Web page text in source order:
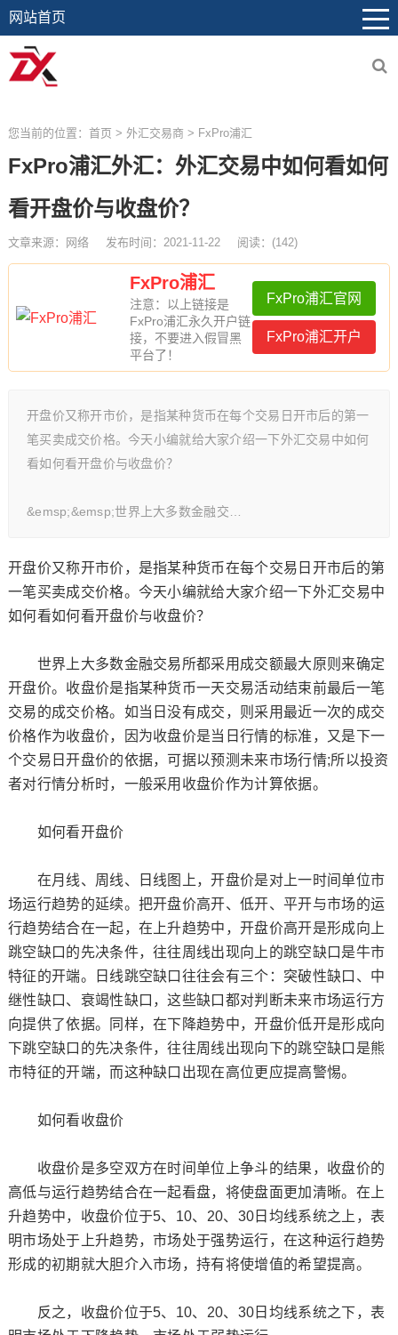
网站首页
您当前的位置： 首页 > 外汇交易商 > FxPro浦汇
FxPro浦汇外汇：外汇交易中如何看如何
看开盘价与收盘价？
文章来源：网络 发布时间：2021-11-22 阅读： (142)
FxPro浦汇
注意：以上链接是
FxPro浦汇永久开户链
接，不要进入假冒黑
平台了！
FxPro浦汇官网
FxPro浦汇开户
开盘价又称开市价，是指某种货币在每个交易日开市后的第一
笔买卖成交价格。今天小编就给大家介绍一下外汇交易中如何
看如何看开盘价与收盘价？
&emsp;&emsp;世界上大多数金融交…
开盘价又称开市价，是指某种货币在每个交易日开市后的第
一笔买卖成交价格。今天小编就给大家介绍一下外汇交易中
如何看如何看开盘价与收盘价？
世界上大多数金融交易所都采用成交额最大原则来确定
开盘价。收盘价是指某种货币一天交易活动结束前最后一笔
交易的成交价格。如当日没有成交，则采用最近一次的成交
价格作为收盘价，因为收盘价是当日行情的标准，又是下一
个交易日开盘价的依据，可据以预测未来市场行情;所以投资
者对行情分析时，一般采用收盘价作为计算依据。
如何看开盘价
在月线、周线、日线图上，开盘价是对上一时间单位市
场运行趋势的延续。把开盘价高开、低开、平开与市场的运
行趋势结合在一起，在上升趋势中，开盘价高开是形成向上
跳空缺口的先决条件，往往周线出现向上的跳空缺口是牛市
特征的开端。日线跳空缺口往往会有三个：突破性缺口、中
继性缺口、衰竭性缺口，这些缺口都对判断未来市场运行方
向提供了依据。同样，在下降趋势中，开盘价低开是形成向
下跳空缺口的先决条件，往往周线出现向下的跳空缺口是熊
市特征的开端，而这种缺口出现在高位更应提高警惕。
如何看收盘价
收盘价是多空双方在时间单位上争斗的结果，收盘价的
高低与运行趋势结合在一起看盘，将使盘面更加清晰。在上
升趋势中，收盘价位于5、10、20、30日均线系统之上，表
明市场处于上升趋势，市场处于强势运行，在这种运行趋势
形成的初期就大胆介入市场，持有将使增值的希望提高。
反之，收盘价位于5、10、20、30日均线系统之下，表